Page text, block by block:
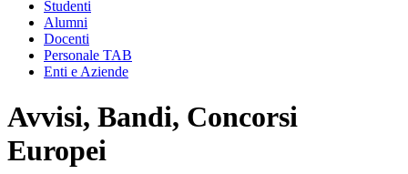
Studenti
Alumni
Docenti
Personale TAB
Enti e Aziende
Avvisi, Bandi, Concorsi
Europei